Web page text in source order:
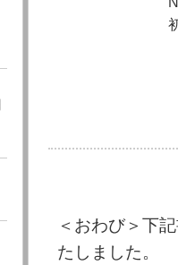
＜おわび＞下
たしました。